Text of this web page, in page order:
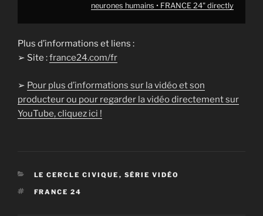
neurones humains • FRANCE 24" directly
Plus d’informations et liens :
➢ Site :france24.com/fr
➢ Pour plus d’informations sur la vidéo et son
producteur ou pour regarder la vidéo directement sur
YouTube, cliquez ici !
CATÉGORIES
LE CERCLE CIVIQUE , SÉRIE VIDÉO
ÉTIQUETTES
FRANCE 24